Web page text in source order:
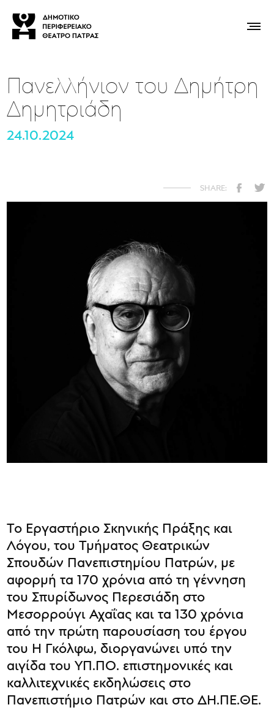
Πανελλήνιον του Δημήτρη
Δημητριάδη
24.10.2024
Το Εργαστήριο Σκηνικής Πράξης και
Λόγου, του Τμήματος Θεατρικών
Σπουδών Πανεπιστημίου Πατρών, με
αφορμή τα 170 χρόνια από τη γέννηση
του Σπυρίδωνος Περεσιάδη στο
Μεσορρούγι Αχαΐας και τα 130 χρόνια
από την πρώτη παρουσίαση του έργου
του Η Γκόλφω, διοργανώνει υπό την
αιγίδα του ΥΠ.ΠΟ. επιστημονικές και
καλλιτεχνικές εκδηλώσεις στο
Πανεπιστήμιο Πατρών και στο ΔΗ.ΠΕ.ΘΕ.